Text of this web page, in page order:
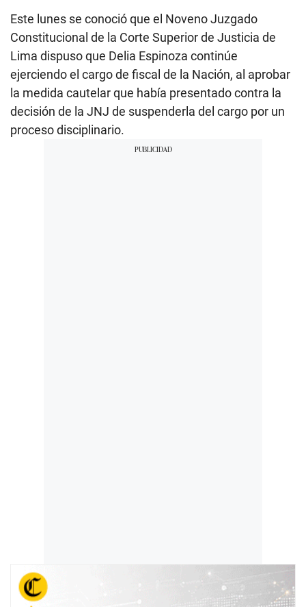
Este lunes se conoció que el Noveno Juzgado
Constitucional de la Corte Superior de Justicia de
Lima dispuso que Delia Espinoza continúe
ejerciendo el cargo de fiscal de la Nación, al aprobar
la medida cautelar que había presentado contra la
decisión de la JNJ de suspenderla del cargo por un
proceso disciplinario.